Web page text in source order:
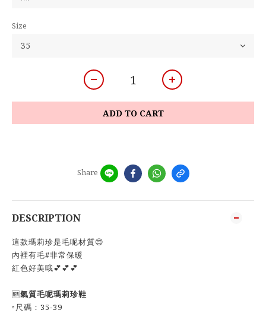
Size
ADD TO CART
Share
DESCRIPTION
這款瑪莉珍是毛呢材質😍
內裡有毛#非常保暖
紅色好美哦💕💕💕
🆕氣質毛呢瑪莉珍鞋
▫️尺碼：35-39